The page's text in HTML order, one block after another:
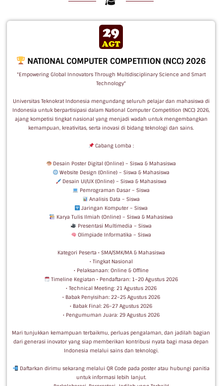
NATIONAL COMPUTER COMPETITION (NCC) 2026
"Empowering Global Innovators Through Multidisciplinary Science and Smart
Technology"
Universitas Teknokrat Indonesia mengundang seluruh pelajar dan mahasiswa di
Indonesia untuk berpartisipasi dalam National Computer Competition (NCC) 2026,
ajang kompetisi tingkat nasional yang menjadi wadah untuk mengembangkan
kemampuan, kreativitas, serta inovasi di bidang teknologi dan sains.
Cabang Lomba :
Desain Poster Digital (Online) – Siswa & Mahasiswa
Website Design (Online) – Siswa & Mahasiswa
Desain UI/UX (Online) – Siswa & Mahasiswa
Pemrograman Dasar – Siswa
Analisis Data – Siswa
Jaringan Komputer – Siswa
Karya Tulis Ilmiah (Online) – Siswa & Mahasiswa
Presentasi Multimedia – Siswa
Olimpiade Informatika – Siswa
Kategori Peserta • SMA/SMK/MA & Mahasiswa
• Tingkat Nasional
• Pelaksanaan: Online & Offline
Timeline Kegiatan • Pendaftaran: 1–20 Agustus 2026
• Technical Meeting: 21 Agustus 2026
• Babak Penyisihan: 22–25 Agustus 2026
• Babak Final: 26–27 Agustus 2026
• Pengumuman Juara: 29 Agustus 2026
Mari tunjukkan kemampuan terbaikmu, perluas pengalaman, dan jadilah bagian
dari generasi inovator yang siap memberikan kontribusi nyata bagi masa depan
Indonesia melalui sains dan teknologi.
Daftarkan dirimu sekarang melalui QR Code pada poster atau hubungi panitia
untuk informasi lebih lanjut.